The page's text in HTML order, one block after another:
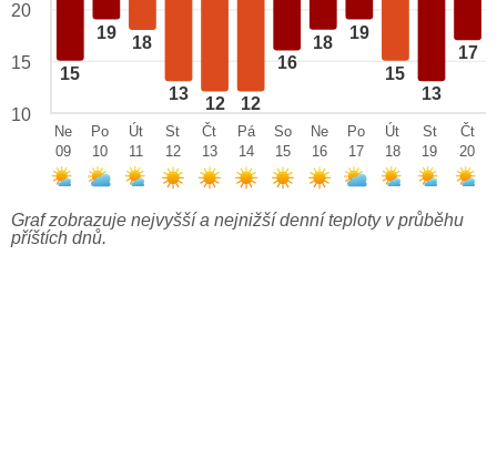
15
19
18
13
12 12
16
18
19
15
13
17
20
15
10
Ne
09
Po
10
Út
11
St
12
Čt
13
Pá
14
So
15
Ne
16
Po
17
Út
18
St
19
Čt
20
Graf zobrazuje nejvyšší a nejnižší denní teploty v průběhu
příštích dnů.